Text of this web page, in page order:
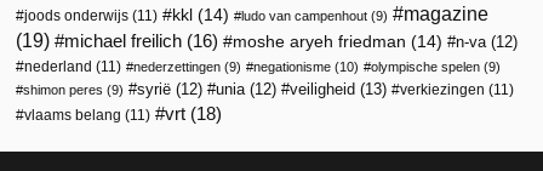
joods onderwijs (11) kkl (14) ludo van campenhout (9)
magazine
(19)
michael freilich (16) moshe aryeh friedman (14) n-va (12)
nederland (11) nederzettingen (9) negationisme (10) olympische spelen (9)
shimon peres (9) syrië (12) unia (12) veiligheid (13) verkiezingen (11)
vlaams belang (11) vrt (18)